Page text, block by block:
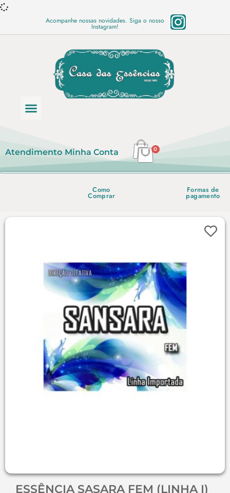
Acompanhe nossas novidades. Siga o nosso
Instagram!
Atendimento Minha Conta 0
Como
Comprar
Formas de
pagamento
ESSÊNCIA SASARA FEM (LINHA I)